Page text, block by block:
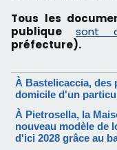
Tous les
publiquesont
préfecture).
À Bastelicaccia, des
domicile d'un
À Pietrosella, la
nouveau modèle de
d'ici 2028 grâce au